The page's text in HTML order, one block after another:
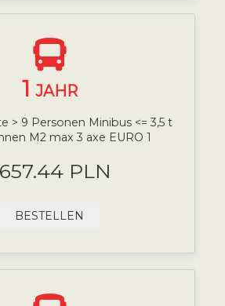
1 JAHR
> 9 Personen Minibus <= 3,5 t
M2 max 3 axe EURO 1
PLN
BESTELLEN